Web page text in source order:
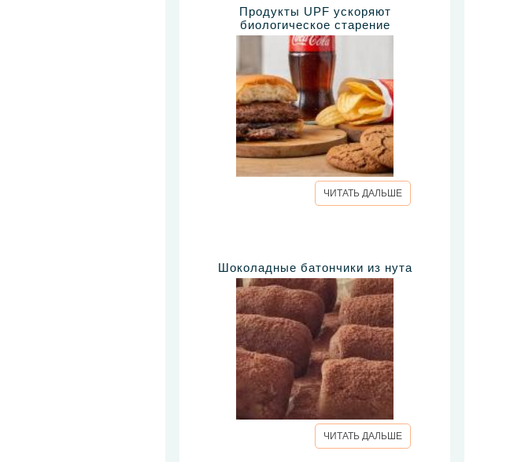
Продукты UPF ускоряют
биологическое старение
ЧИТАТЬ ДАЛЬШЕ
Шоколадные батончики из нута
ЧИТАТЬ ДАЛЬШЕ